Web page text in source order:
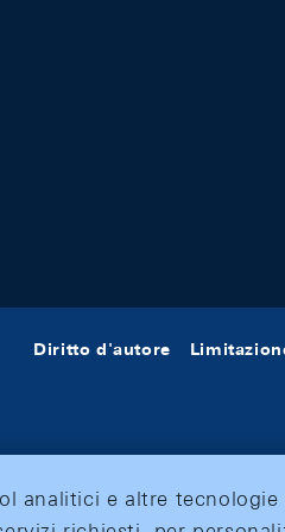
Diritto d'autore
analitici e altre tecnologie